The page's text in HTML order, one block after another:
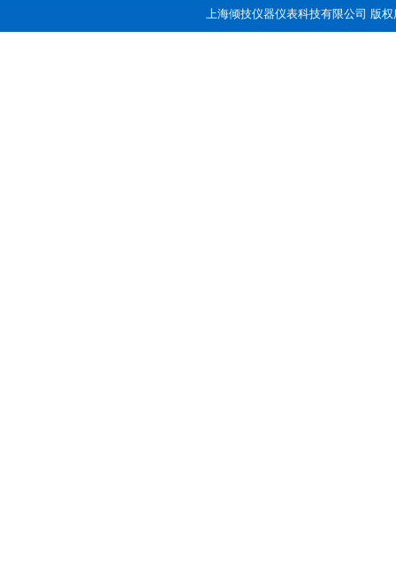
上海倾技仪器仪表科技有限公司 版